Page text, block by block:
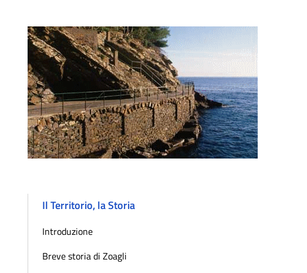
Il Territorio, la Storia
Introduzione
Breve storia di Zoagli